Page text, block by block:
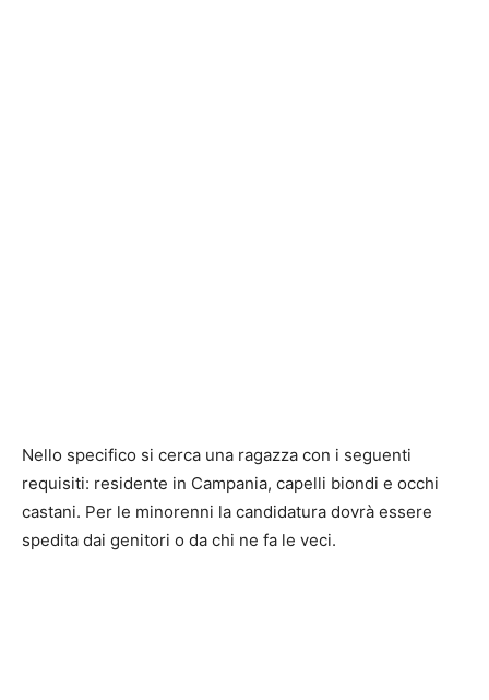
Nello specifico si cerca una ragazza con i seguenti
requisiti: residente in Campania, capelli biondi e occhi
castani. Per le minorenni la candidatura dovrà essere
spedita dai genitori o da chi ne fa le veci.